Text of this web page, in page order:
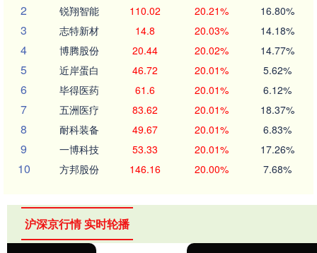
2 锐翔智能 110.02 20.21% 16.80%
3 志特新材 14.8 20.03% 14.18%
4 博腾股份 20.44 20.02% 14.77%
5 近岸蛋白 46.72 20.01% 5.62%
6 毕得医药 61.6 20.01% 6.12%
7 五洲医疗 83.62 20.01% 18.37%
8 耐科装备 49.67 20.01% 6.83%
9 一博科技 53.33 20.01% 17.26%
10 方邦股份 146.16 20.00% 7.68%
沪深京行情 实时轮播